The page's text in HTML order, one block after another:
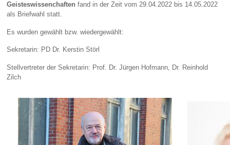
Geisteswissenchaften fand in der Zeit vom 29.04.2022 bis 14.05.2022
als Briefwahl statt.
Es wurden gewählt bzw. wiedergewählt:
Sekretarin: PD Dr. Kerstin Störl
Stellvertreter der Sekretarin: Prof. Dr. Jürgen Hofmann, Dr. Reinhold
Zilch